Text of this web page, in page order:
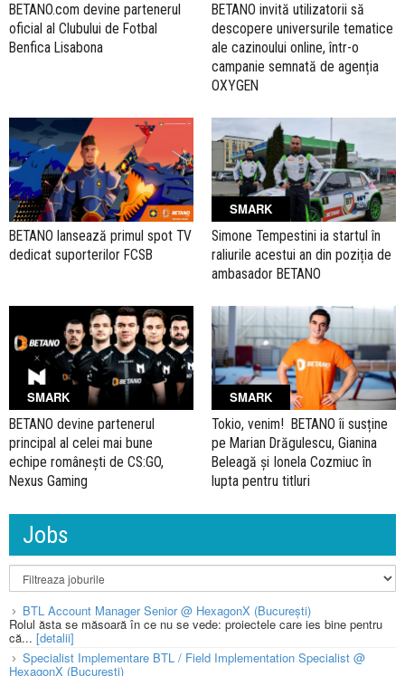
BETANO.com devine partenerul
oficial al Clubului de Fotbal
Benfica Lisabona
BETANO invită utilizatorii să
descopere universurile tematice
ale cazinoului online, într-o
campanie semnată de agenția
OXYGEN
BETANO lansează primul spot TV
dedicat suporterilor FCSB
SMARK
Simone Tempestini ia startul în
raliurile acestui an din poziția de
ambasador BETANO
SMARK
BETANO devine partenerul
principal al celei mai bune
echipe românești de CS:GO,
Nexus Gaming
SMARK
Tokio, venim! BETANO îi susține
pe Marian Drăgulescu, Gianina
Beleagă și Ionela Cozmiuc în
lupta pentru titluri
Jobs
BTL Account Manager Senior @ HexagonX (București)
Rolul ăsta se măsoară în ce nu se vede: proiectele care ies bine pentru
că... [detalii]
Specialist Implementare BTL / Field Implementation Specialist @
HexagonX (București)